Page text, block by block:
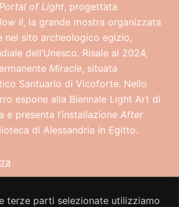
terze parti selezionate utilizziamo
of Light, progettata
II, la grande mostra organizzata
nel sito archeologico egizio,
dell’Unesco. Risale al 2024,
Miracle, situata
Santuario di Vicoforte. Nello
espone alla Biennale Light Art di
e presenta l’installazione After
di Alessandria in Egitto.